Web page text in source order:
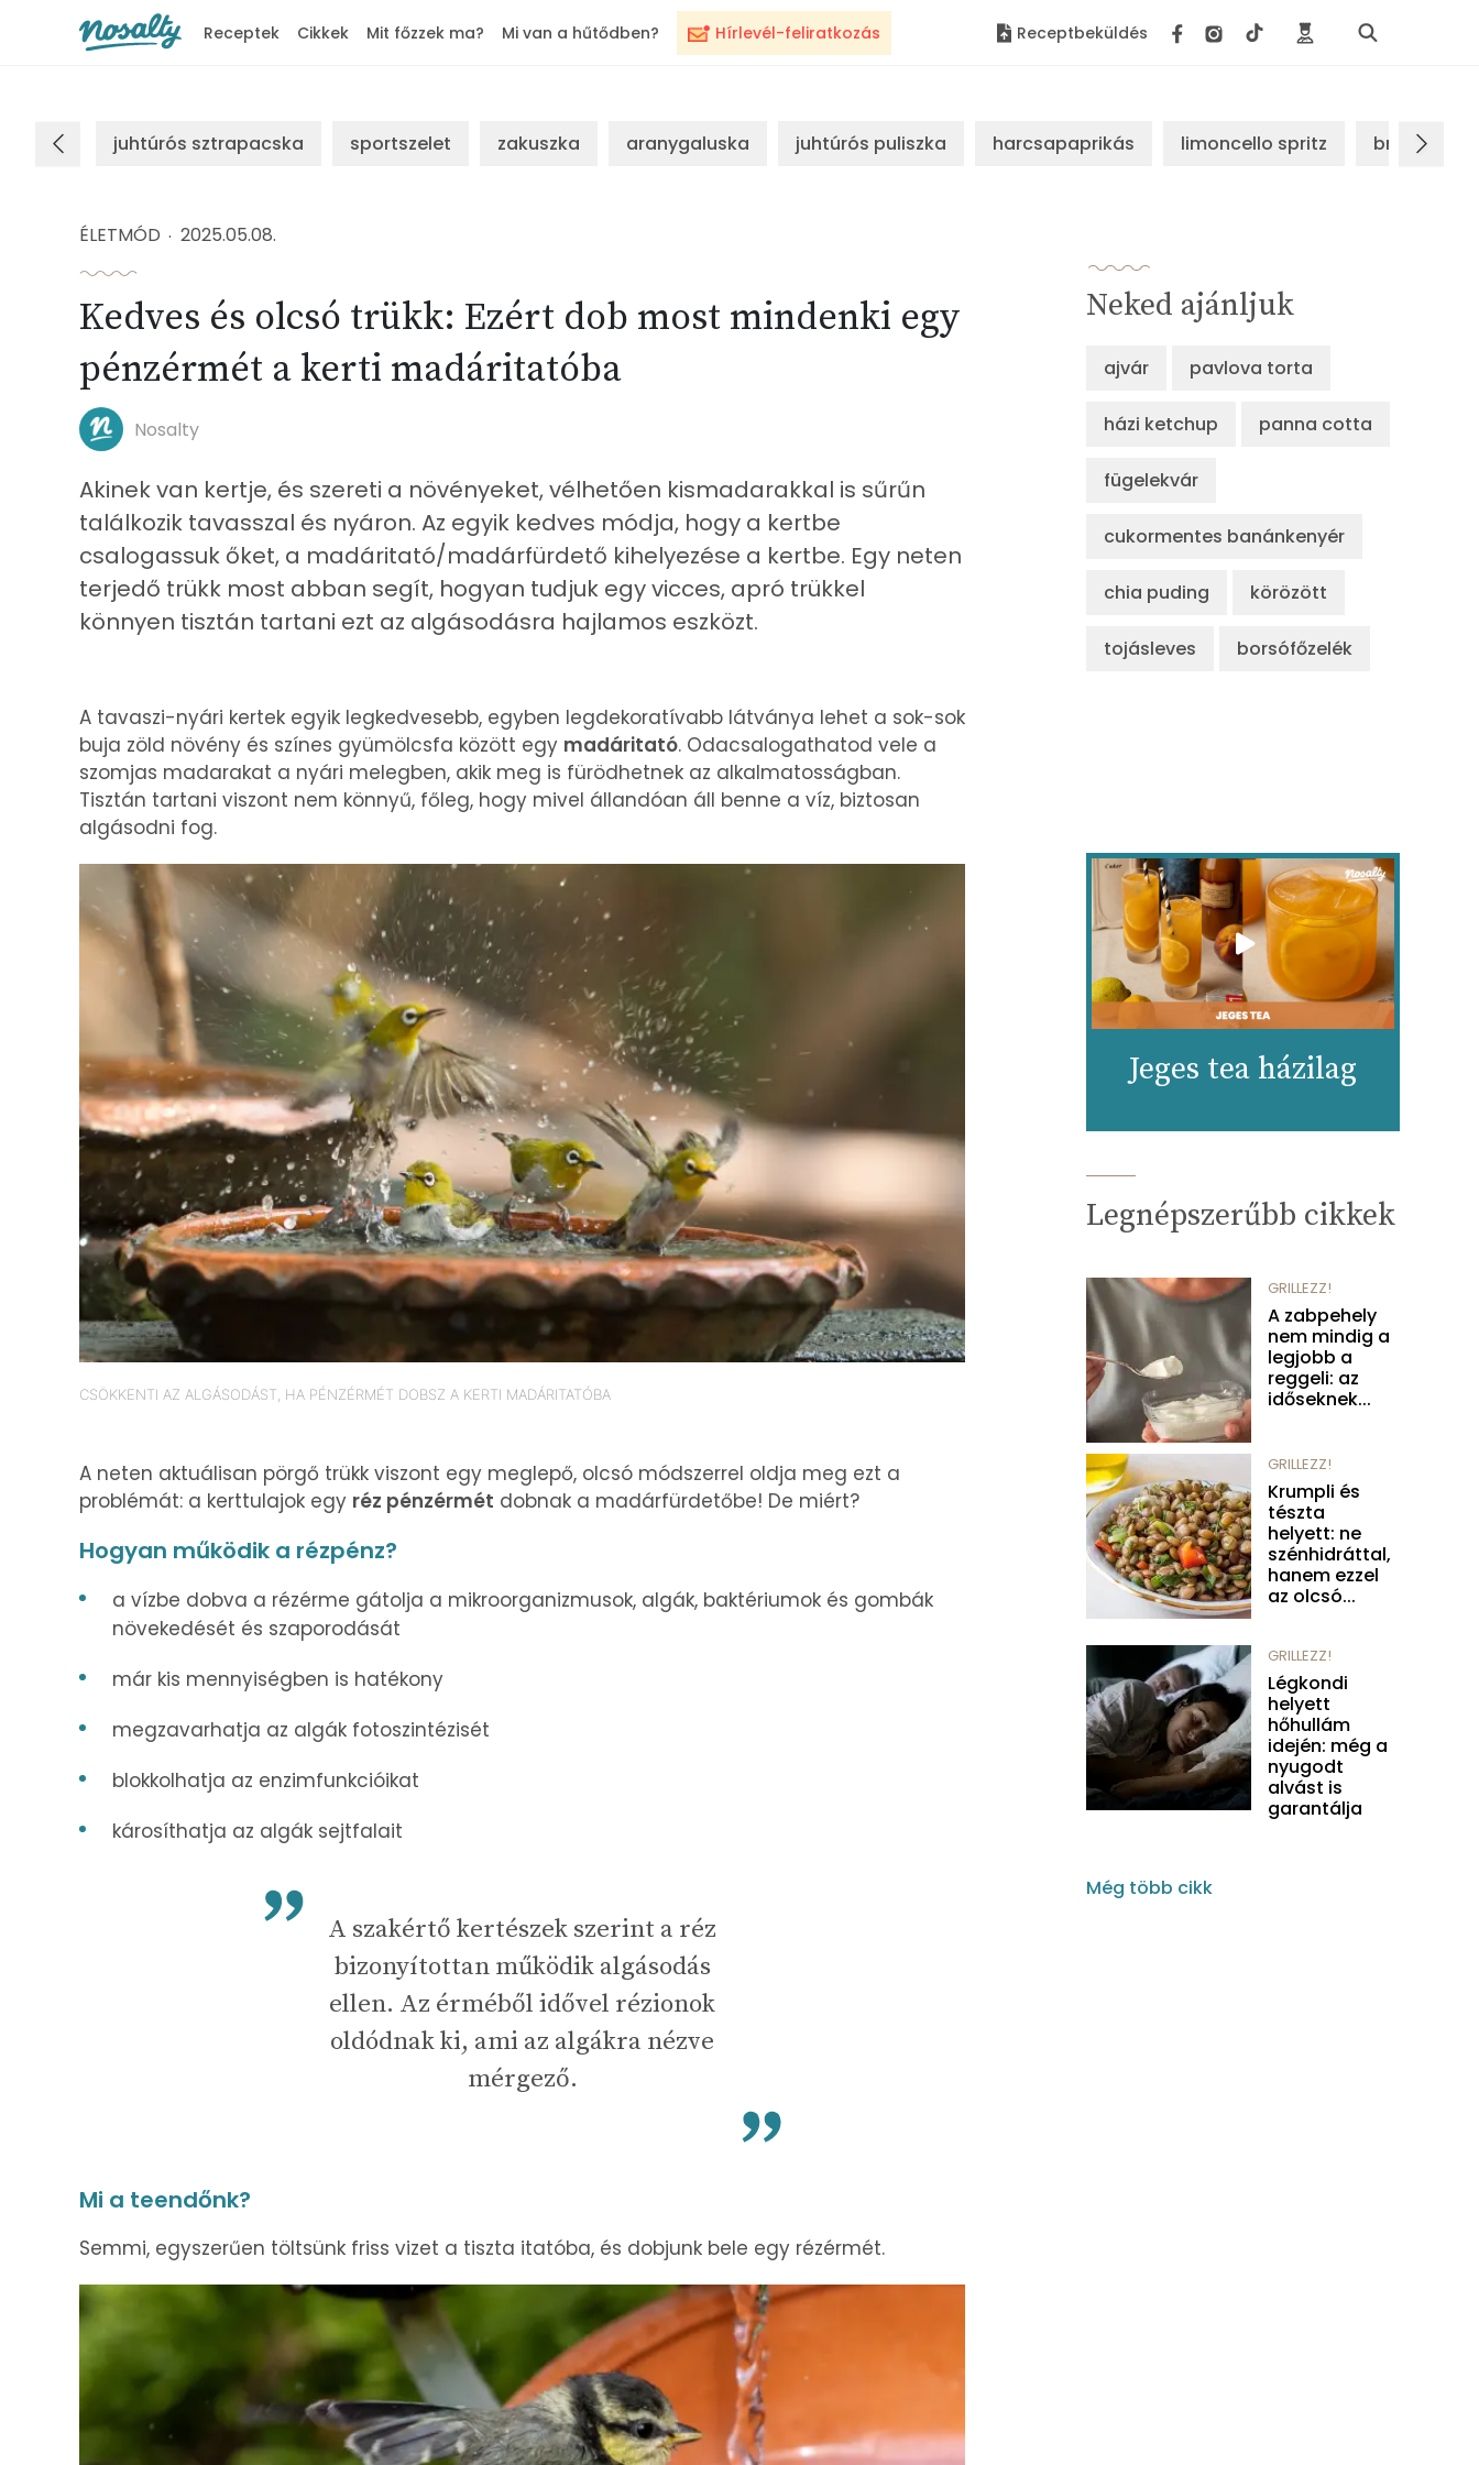
Hírlevél-feliratkozás
Receptek Cikkek Mit főzzek ma? Mi van a hűtődben? Receptbeküldés
juhtúrós sztrapacska sportszelet zakuszka aranygaluska juhtúrós puliszka harcsapaprikás limoncello spritz brassói
ÉLETMÓD 2025.05.08.
Kedves és olcsó trükk: Ezért dob most mindenki egy
pénzérmét a kerti madáritatóba
Nosalty
Akinek van kertje, és szereti a növényeket, vélhetően kismadarakkal is sűrűn
találkozik tavasszal és nyáron. Az egyik kedves módja, hogy a kertbe
csalogassuk őket, a madáritató/madárfürdető kihelyezése a kertbe. Egy neten
terjedő trükk most abban segít, hogyan tudjuk egy vicces, apró trükkel
könnyen tisztán tartani ezt az algásodásra hajlamos eszközt.
A tavaszi-nyári kertek egyik legkedvesebb, egyben legdekoratívabb látványa lehet a sok-sok
buja zöld növény és színes gyümölcsfa között egy madáritató. Odacsalogathatod vele a
szomjas madarakat a nyári melegben, akik meg is fürödhetnek az alkalmatosságban.
Tisztán tartani viszont nem könnyű, főleg, hogy mivel állandóan áll benne a víz, biztosan
algásodni fog.
CSÖKKENTI AZ ALGÁSODÁST, HA PÉNZÉRMÉT DOBSZ A KERTI MADÁRITATÓBA
A neten aktuálisan pörgő trükk viszont egy meglepő, olcsó módszerrel oldja meg ezt a
problémát: a kerttulajok egy réz pénzérmét dobnak a madárfürdetőbe! De miért?
Hogyan működik a rézpénz?
a vízbe dobva a rézérme gátolja a mikroorganizmusok, algák, baktériumok és gombák
növekedését és szaporodását
már kis mennyiségben is hatékony
megzavarhatja az algák fotoszintézisét
blokkolhatja az enzimfunkcióikat
károsíthatja az algák sejtfalait
A szakértő kertészek szerint a réz
bizonyítottan működik algásodás
ellen. Az érméből idővel rézionok
oldódnak ki, ami az algákra nézve
mérgező.
Mi a teendőnk?
Semmi, egyszerűen töltsünk friss vizet a tiszta itatóba, és dobjunk bele egy rézérmét.
Neked ajánljuk
ajvár pavlova torta
házi ketchup panna cotta
fügelekvár
cukormentes banánkenyér
chia puding körözött
tojásleves borsófőzelék
Jeges tea házilag
Legnépszerűbb cikkek
GRILLEZZ!
A zabpehely
nem mindig a
legjobb a
reggeli: az
időseknek...
GRILLEZZ!
Krumpli és
tészta
helyett: ne
szénhidráttal,
hanem ezzel
az olcsó...
GRILLEZZ!
Légkondi
helyett
hőhullám
idején: még a
nyugodt
alvást is
garantálja
Még több cikk